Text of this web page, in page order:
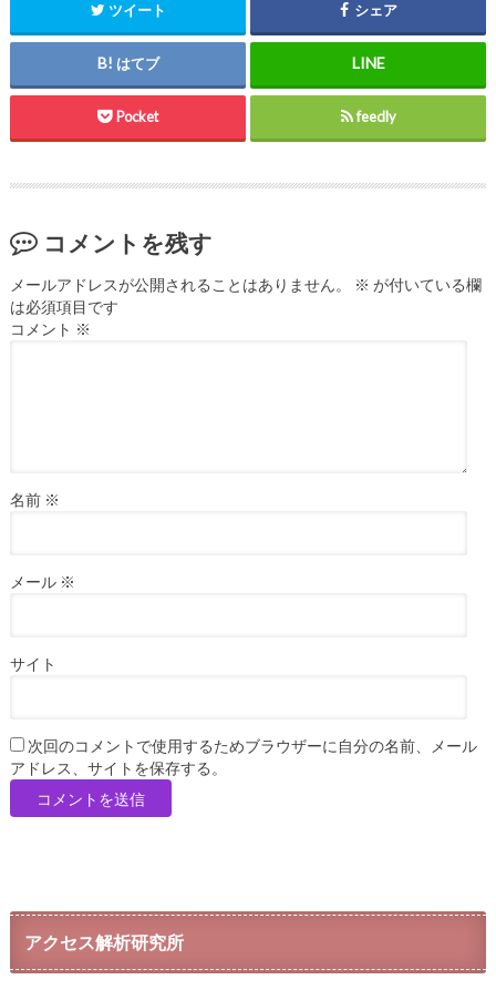
ツイート シェア
はてブ
Pocket feedly
コメントを残す
メールアドレスが公開されることはありません。 ※ が付いている欄
は必須項目です
コメント ※
名前 ※
メール ※
サイト
次回のコメントで使用するためブラウザーに自分の名前、メール
アドレス、サイトを保存する。
アクセス解析研究所